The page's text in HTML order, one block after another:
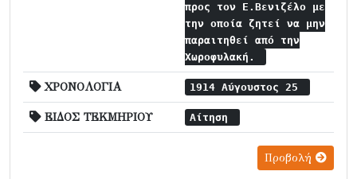
προς τον Ε.Βενιζέλο με
την οποία ζητεί να μην
παραιτηθεί από την
Χωροφυλακή.
ΧΡΟΝΟΛΟΓΙΑ 1914 Αύγουστος 25
ΕΙΔΟΣ ΤΕΚΜΗΡΙΟΥ Αίτηση
Προβολή